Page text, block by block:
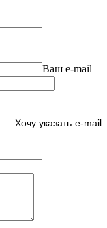
Ваш e-mail
e-mail